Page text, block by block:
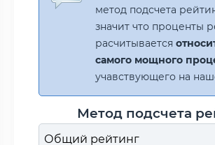
метод подсчета
значит что проценты
расчитывается
самого мощного
учавствующего на
Метод подсчета